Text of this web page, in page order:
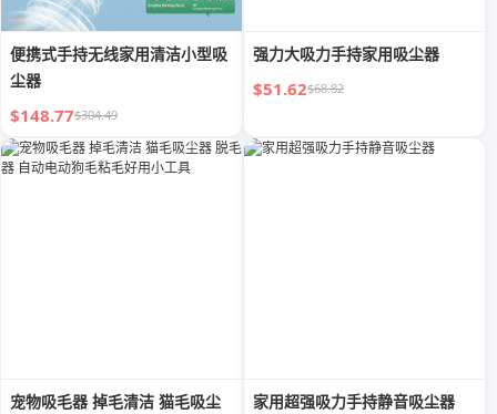
便携式手持无线家用清洁小型吸
尘器
$148.77$304.49
强力大吸力手持家用吸尘器
$51.62$68.82
宠物吸毛器 掉毛清洁 猫毛吸尘
家用超强吸力手持静音吸尘器